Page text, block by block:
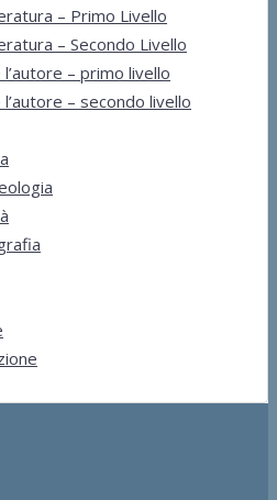
– Primo Livello
– Secondo Livello
l’autore – primo livello
l’autore – secondo livello